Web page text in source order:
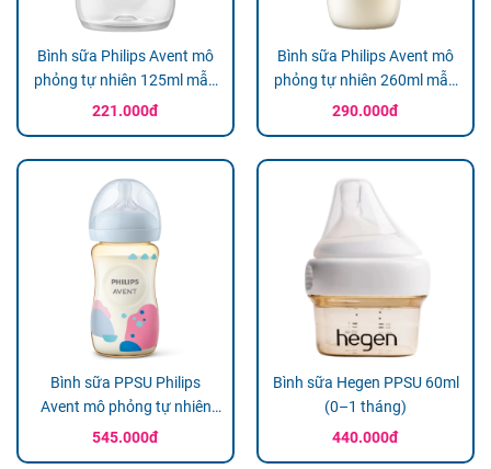
Bình sữa Philips Avent mô
phỏng tự nhiên 125ml mẫu
mới (SCY900/01, 0M+)
221.000đ
Bình sữa Philips Avent mô
phỏng tự nhiên 260ml mẫu
mới (SCY903/01, 1M+)
290.000đ
Bình sữa PPSU Philips
Avent mô phỏng tự nhiên
260ml (SCY943/01)
545.000đ
Bình sữa Hegen PPSU 60ml
(0–1 tháng)
440.000đ